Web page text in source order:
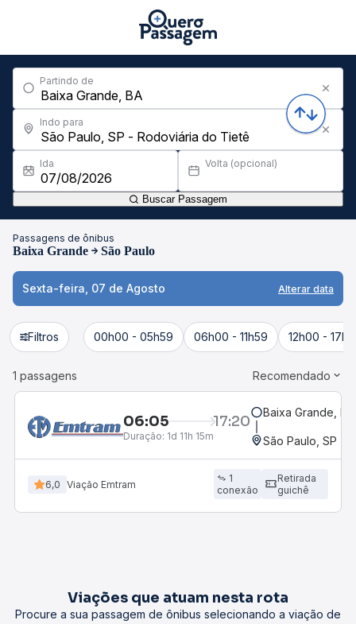
Partindo de
Indo para
Ida Volta (opcional)
Buscar Passagem
Passagens de ônibus
Baixa Grande São Paulo
Sexta-feira, 07 de Agosto Alterar data
Filtros 00h00 - 05h59 06h00 - 11h59 12h00 -
1 passagens Recomendado
06:05 17:20
Duração: 1d 11h 15m
Baixa Grande, BA
São Paulo, SP -
6,0 Viação Emtram
1
conexão
Retirada
guichê
Viações que atuam nesta rota
Procure a sua passagem de ônibus selecionando a viação de